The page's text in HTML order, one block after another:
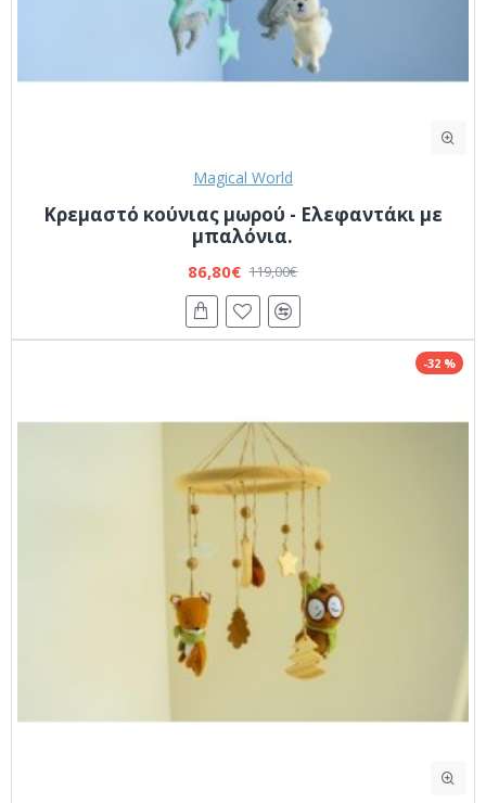
Magical World
Κρεμαστό κούνιας μωρού - Ελεφαντάκι με
μπαλόνια.
86,80€ 119,00€
-32 %